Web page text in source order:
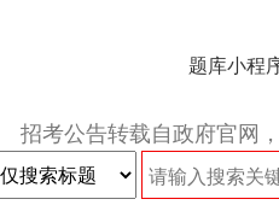
题库小程
招考公告转载自政府官网